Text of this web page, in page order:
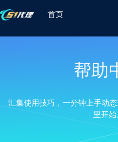
首页
帮助
汇集使用技巧，一分钟上手动
里开始